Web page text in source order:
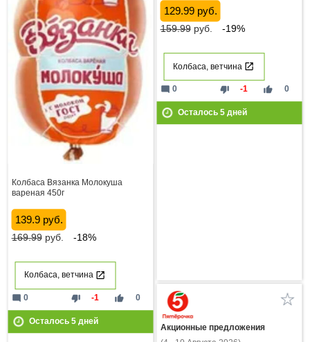
129.99 руб.
159.99руб. -19%
Колбаса, ветчина
thumb_down -1 thumb_up 0
mode_comment 0
Осталось 5дней
Колбаса Вязанка Молокуша
вареная 450г
139.9 руб.
169.99руб. -18%
Колбаса, ветчина
thumb_down -1 thumb_up 0
mode_comment 0
Осталось 5дней
Акционные предложения